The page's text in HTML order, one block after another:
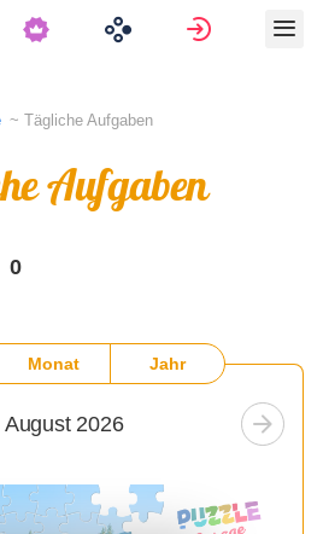
Anmelden
Tägliche Aufgaben
Aufgaben
0
Monat Jahr
August 2026